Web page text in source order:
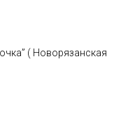
( Новорязанская